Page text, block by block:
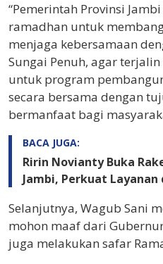
“Pemerintah Provinsi
ramadhan untuk
menjaga kebersamaan
Sungai Penuh, agar
untuk program
secara bersama dengan
bermanfaat bagi
BACA JUGA:
Ririn Novianty Buka
Jambi, Perkuat
Selanjutnya, Wagub Sani
mohon maaf dari
juga melakukan safar